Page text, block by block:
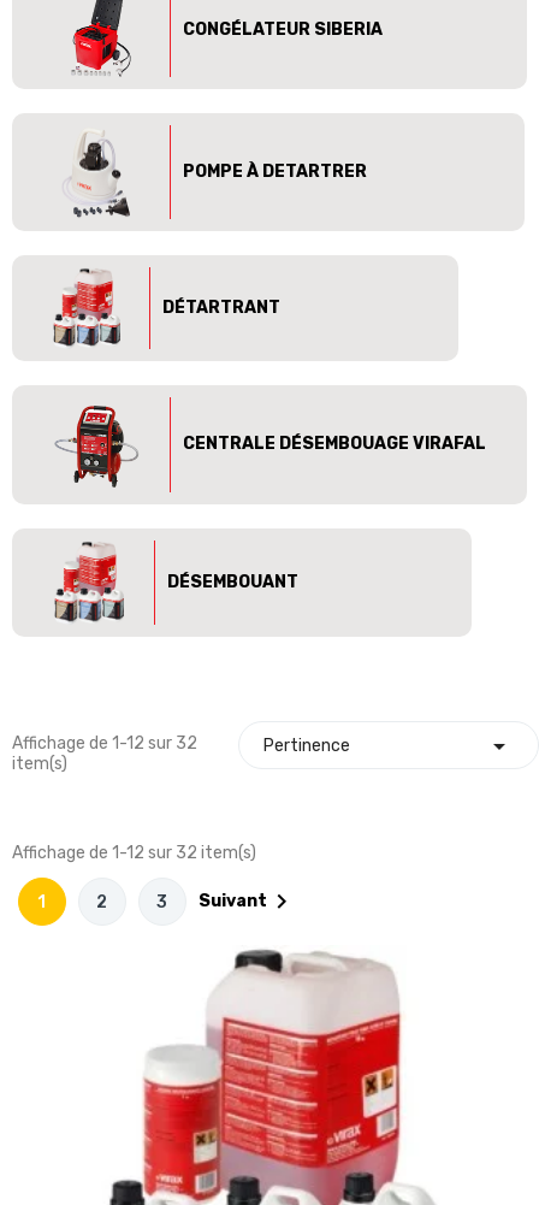
CONGÉLATEUR SIBERIA
POMPE À DETARTRER
DÉTARTRANT
CENTRALE DÉSEMBOUAGE VIRAFAL
DÉSEMBOUANT
Pertinence 
Affichage de 1-12 sur 32
item(s)
Affichage de 1-12 sur 32 item(s)
1 2 3 Suivant 